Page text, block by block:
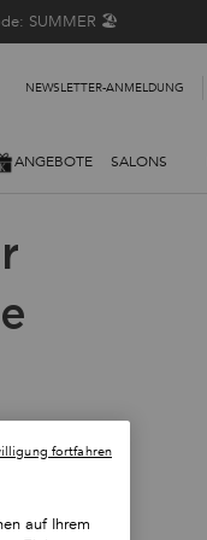
SUMMER 🏖️
NEWSLETTER-ANMELDUNG​
ANGEBOTE SALONS
um
auf Ihrem
fortfahren